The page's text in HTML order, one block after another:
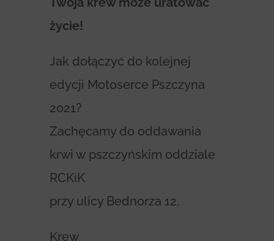
życie!
Jak dołączyć do kolejnej
edycji Motoserce Pszczyna
2021?
Zachęcamy do oddawania
krwi w pszczyńskim oddziale
RCKiK
przy ulicy Bednorza 12.
Krew